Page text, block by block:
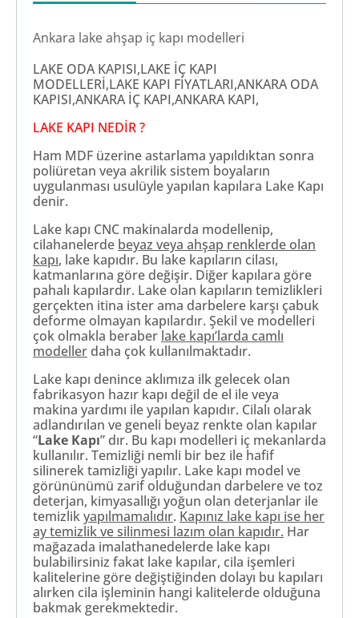
Ankara lake ahşap iç kapı modelleri
LAKE ODA KAPISI,LAKE İÇ KAPI
MODELLERİ,LAKE KAPI FİYATLARI,ANKARA ODA
KAPISI,ANKARA İÇ KAPI,ANKARA KAPI,
LAKE KAPI NEDİR ?
Ham MDF üzerine astarlama yapıldıktan sonra
poliüretan veya akrilik sistem boyaların
uygulanması usulüyle yapılan kapılara Lake Kapı
denir.
Lake kapı CNC makinalarda modellenip,
cilahanelerde beyaz veya ahşap renklerde olan
kapı, lake kapıdır. Bu lake kapıların cilası,
katmanlarına göre değişir. Diğer kapılara göre
pahalı kapılardır. Lake olan kapıların temizlikleri
gerçekten itina ister ama darbelere karşı çabuk
deforme olmayan kapılardır. Şekil ve modelleri
çok olmakla beraber lake kapı’larda camlı
modeller daha çok kullanılmaktadır.
Lake kapı denince aklımıza ilk gelecek olan
fabrikasyon hazır kapı değil de el ile veya
makina yardımı ile yapılan kapıdır. Cilalı olarak
adlandırılan ve geneli beyaz renkte olan kapılar
“Lake Kapı” dır. Bu kapı modelleri iç mekanlarda
kullanılır. Temizliği nemli bir bez ile hafif
silinerek tamizliği yapılır. Lake kapı model ve
görününümü zarif olduğundan darbelere ve toz
deterjan, kimyasallığı yoğun olan deterjanlar ile
temizlikyapılmamalıdır. Kapınız lake kapı ise her
ay temizlik ve silinmesi lazım olan kapıdır. Har
mağazada imalathanedelerde lake kapı
bulabilirsiniz fakat lake kapılar, cila işemleri
kalitelerine göre değiştiğinden dolayı bu kapıları
alırken cila işleminin hangi kalitelerde olduğuna
bakmak gerekmektedir.